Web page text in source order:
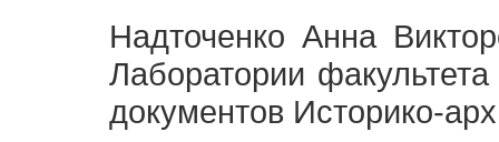
Надточенко Анна
Лаборатории
документов Историко-